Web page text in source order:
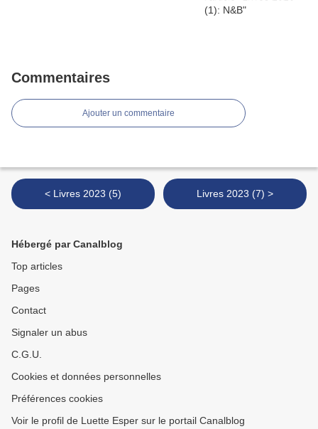
Commentaires
Ajouter un commentaire
< Livres 2023 (5) Livres 2023 (7) >
Hébergé par Canalblog
Top articles
Pages
Contact
Signaler un abus
C.G.U.
Cookies et données personnelles
Préférences cookies
Voir le profil de Luette Esper sur le portail Canalblog